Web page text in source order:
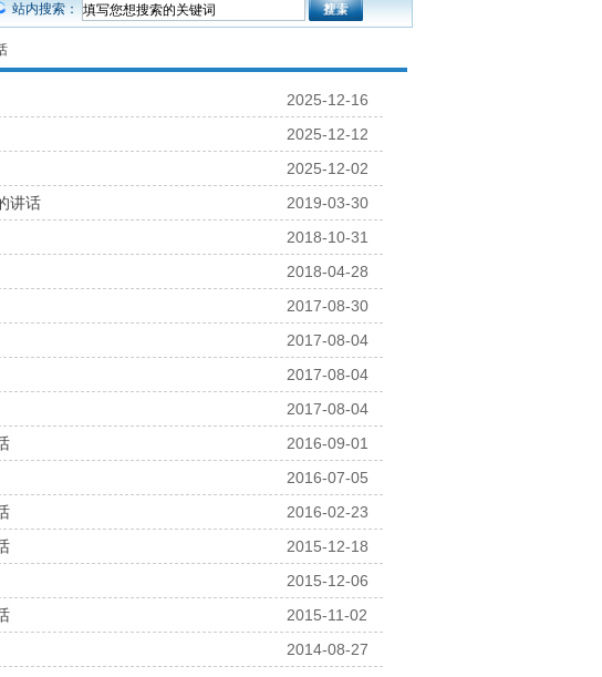
站内搜索：
2025-12-16
2025-12-12
2025-12-02
讲话
2019-03-30
2018-10-31
2018-04-28
2017-08-30
2017-08-04
2017-08-04
2017-08-04
2016-09-01
2016-07-05
2016-02-23
2015-12-18
2015-12-06
2015-11-02
2014-08-27